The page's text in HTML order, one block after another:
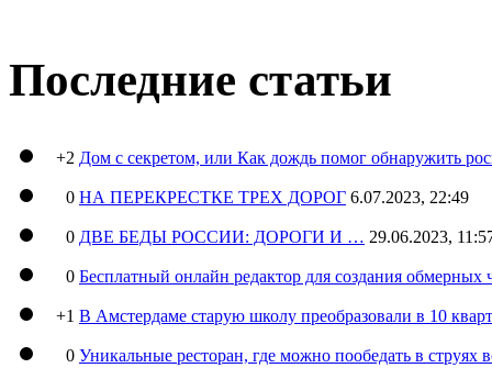
Последние статьи
+2 Дом с секретом, или Как дождь помог обнаружить
0 НА ПЕРЕКРЕСТКЕ ТРЕХ ДОРОГ 6.07.2023, 22:49
0 ДВЕ БЕДЫ РОССИИ: ДОРОГИ И … 29.06.2023,
0 Бесплатный онлайн редактор для создания обмерных
+1 В Амстердаме старую школу преобразовали в 10
0 Уникальные ресторан, где можно пообедать в струях